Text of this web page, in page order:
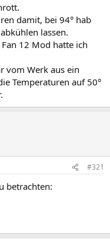
damit, bei 94° hab
lassen.
12 Mod hatte ich
vom Werk aus ein
Temperaturen auf 50°
#321
betrachten: